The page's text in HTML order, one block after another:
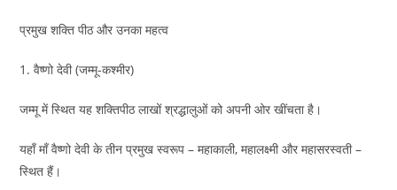
प्रमुख शक्ति पीठ और उनका महत्व
1. वैष्णो देवी (जम्मू-कश्मीर)
जम्मू में स्थित यह शक्तिपीठ लाखों श्रद्धालुओं को अपनी ओर खींचता है।
यहाँ माँ वैष्णो देवी के तीन प्रमुख स्वरूप – महाकाली, महालक्ष्मी और महासरस्वती –
स्थित हैं।